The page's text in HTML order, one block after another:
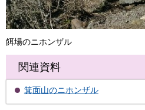
餌場のニホンザル
関連資料
箕面山のニホンザル